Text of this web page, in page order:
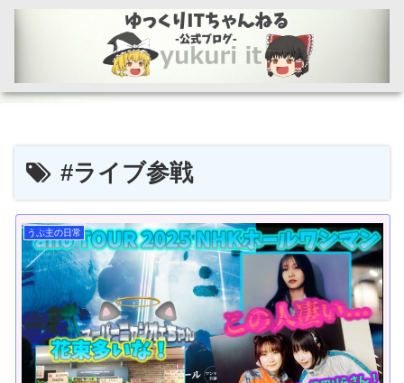
#ライブ参戦
うぷ主の日常